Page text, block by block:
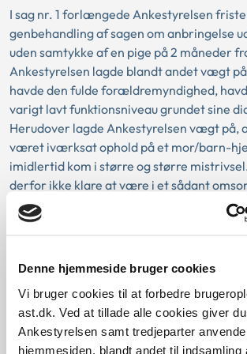
Denne hjemmeside bruger cookies
Vi bruger cookies til at forbedre
ast.dk. Ved at tillade alle cookies giver
Ankestyrelsen samt tredjeparter
hjemmesiden, blandt andet til indsamling
I sag nr. 1 forlængede Ankestyrelsen
genbehandling af sagen om anbringelse
uden samtykke af en pige på 2 måneder
Ankestyrelsen lagde blandt andet vægt
havde den fulde forældremyndighed,
varigt lavt funktionsniveau grundet sine
Herudover lagde Ankestyrelsen vægt på,
været iværksat ophold på et mor/barn-
imidlertid kom i større og større
derfor ikke klare at være i et sådant
af en ustabil følelsesmæssig kontakt, som
Der sås endvidere en positiv udvikling hos
vægt på, at det var vigtigt for barnets
der skabes kontinuitet, stabilitet og ro i
I sag nr. 2 forlængede Ankestyrelsen